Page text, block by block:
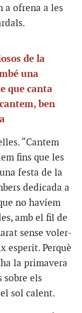
a ofrena a les
de la
una
que canta
ben
“Cantem
fins que les
festa de la
dedicada a
no havíem
amb el fil de
sense voler-
esperit. Perquè
la primavera
sobre els
sol calent.